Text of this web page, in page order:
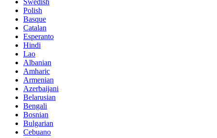
Swedish
Polish
Basque
Catalan
Esperanto
Hindi
Lao
Albanian
Amharic
Armenian
Azerbaijani
Belarusian
Bengali
Bosnian
Bulgarian
Cebuano